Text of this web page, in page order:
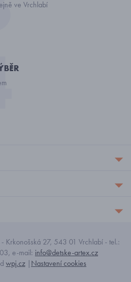
ve Vrchlabí
27, 543 01 Vrchlabí - tel.:
e-mail: info@detske-artex.cz
wpj.cz |Nastavení cookies